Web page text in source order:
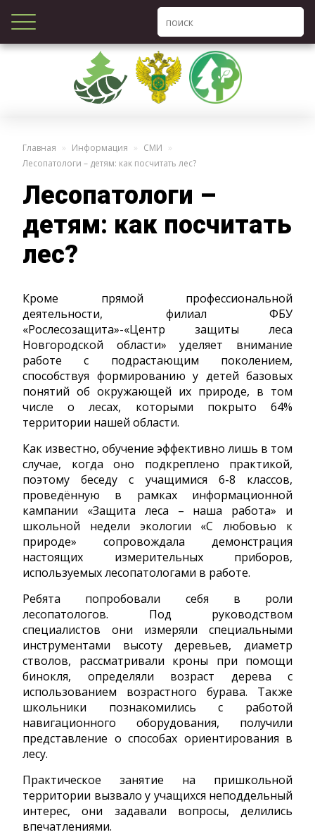
Главная Информация
СМИ
Лесопатологи – детям: как посчитать лес?
Лесопатологи –
детям: как посчитать
лес?
Кроме прямой профессиональной
деятельности, филиал ФБУ
«Рослесозащита»-«Центр защиты леса
Новгородской области» уделяет внимание
работе с подрастающим поколением,
способствуя формированию у детей базовых
понятий об окружающей их природе, в том
числе о лесах, которыми покрыто 64%
территории нашей области.
Как известно, обучение эффективно лишь в том
случае, когда оно подкреплено практикой,
поэтому беседу с учащимися 6-8 классов,
проведённую в рамках информационной
кампании «Защита леса – наша работа» и
школьной недели экологии «С любовью к
природе» сопровождала демонстрация
настоящих измерительных приборов,
используемых лесопатологами в работе.
Ребята попробовали себя в роли
лесопатологов. Под руководством
специалистов они измеряли специальными
инструментами высоту деревьев, диаметр
стволов, рассматривали кроны при помощи
бинокля, определяли возраст дерева с
использованием возрастного бурава. Также
школьники познакомились с работой
навигационного оборудования, получили
представление о способах ориентирования в
лесу.
Практическое занятие на пришкольной
территории вызвало у учащихся неподдельный
интерес, они задавали вопросы, делились
впечатлениями.